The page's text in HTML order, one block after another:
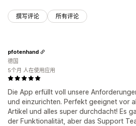
撰写评论 所有评论
Die App erfüllt voll unsere
und einzurichten. Perfekt geeignet vor
Artikel und alles super durchdacht! Es
der Funktionalität, aber das Support
pfotenhand
德国
5个月 人在使用应用